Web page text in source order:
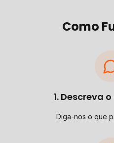
Como
1. Descreva
Diga-nos o que